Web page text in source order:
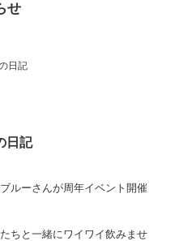
せ
日記
日記
ルーさんが周年イベント開催
ちと一緒にワイワイ飲みませ